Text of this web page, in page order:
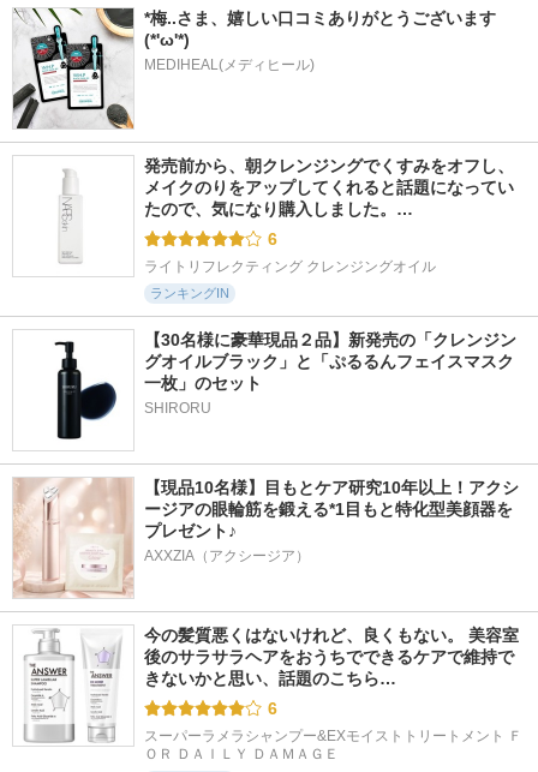
5.1
2738件
PDRNヒアルロン酸
ハイドレイティング
ミスト
Anua
5.9
1117件
SAM'U d プログラム
*梅..さま、嬉しい口コミありがとうございます
(*'ω'*)
MEDIHEAL(メディヒール)
発売前から、朝クレンジングでくすみをオフし、
メイクのりをアップしてくれると話題になってい
たので、気になり購入しました。…
6
ライトリフレクティング クレンジングオイル
ランキングIN
【30名様に豪華現品２品】新発売の「クレンジン
グオイルブラック」と「ぷるるんフェイスマスク
一枚」のセット
SHIRORU
【現品10名様】目もとケア研究10年以上！アクシ
ージアの眼輪筋を鍛える*1目もと特化型美顔器を
プレゼント♪
AXXZIA（アクシージア）
今の髪質悪くはないけれど、良くもない。 美容室
後のサラサラヘアをおうちでできるケアで維持で
きないかと思い、話題のこちら…
6
スーパーラメラシャンプー&EXモイストトリートメント Ｆ
ＯＲ ＤＡＩＬＹ ＤＡＭＡＧＥ